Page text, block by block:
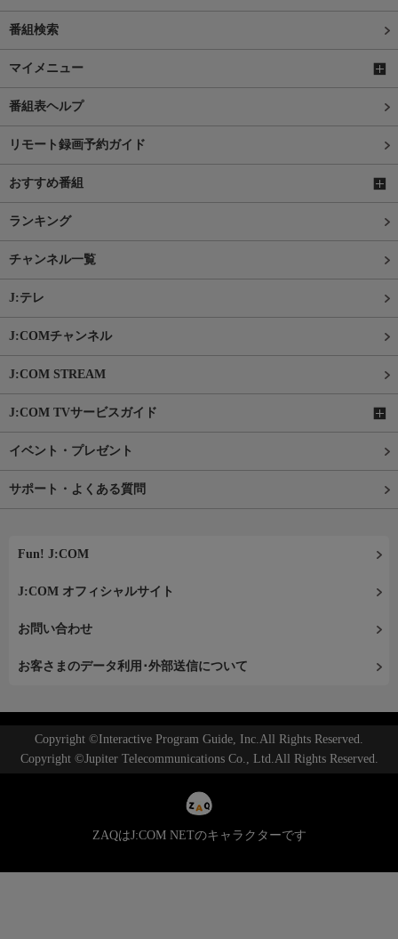
番組検索
マイメニュー
番組表ヘルプ
リモート録画予約ガイド
おすすめ番組
ランキング
チャンネル一覧
J:テレ
J:COMチャンネル
J:COM STREAM
J:COM TVサービスガイド
イベント・プレゼント
サポート・よくある質問
Fun! J:COM
J:COM オフィシャルサイト
お問い合わせ
お客さまのデータ利用･外部送信について
Copyright ©Interactive Program Guide, Inc.All Rights Reserved.
Copyright ©Jupiter Telecommunications Co., Ltd.All Rights Reserved.
ZAQはJ:COM NETのキャラクターです